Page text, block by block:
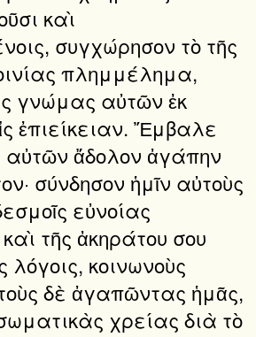
καὶ
συγχώρησον τὸ τῆς
πλημμέλημα,
γνώμας αὐτῶν ἐκ
ἐπιείκειαν. Ἔμβαλε
αὐτῶν ἄδολον ἀγάπην
σύνδησον ἡμῖν αὐτοὺς
εὐνοίας
τῆς ἀκηράτου σου
λόγοις, κοινωνοὺς
δὲ ἀγαπῶντας ἡμᾶς,
χρείας διὰ τὸ